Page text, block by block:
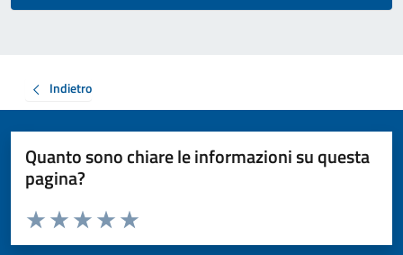
Indietro
Quanto sono chiare le informazioni su questa
pagina?
Valuta da 1 a 5 stelle la pagina
Valuta 5 stelle su 5
Valuta 4 stelle su 5
Valuta 3 stelle su 5
Valuta 2 stelle su 5
Valuta 1 stelle su 5